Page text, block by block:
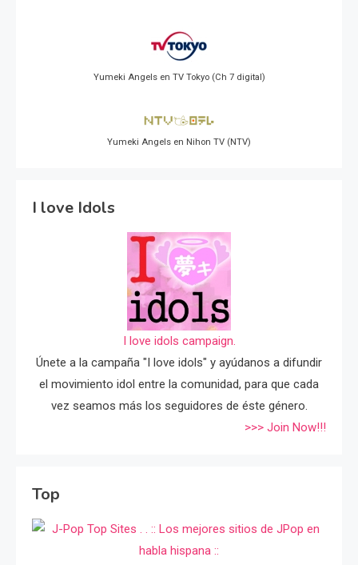
Yumeki Angels en TV Tokyo (Ch 7 digital)
Yumeki Angels en Nihon TV (NTV)
I love Idols
I love idols campaign.
Únete a la campaña "I love idols" y ayúdanos a difundir
el movimiento idol entre la comunidad, para que cada
vez seamos más los seguidores de éste género.
>>> Join Now!!!
Top